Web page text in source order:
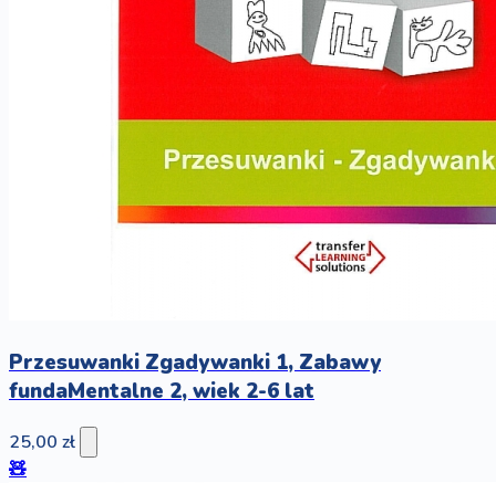
Przesuwanki Zgadywanki 1, Zabawy
fundaMentalne 2, wiek 2-6 lat
25,00 zł
🧸